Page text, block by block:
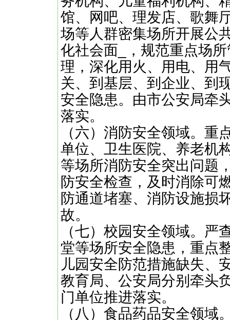
馆、网吧、理发店、歌舞
场等人群密集场所开展公
化社会面_，规范重点场
理，深化用火、用电、用
关、到基层、到企业、到
安全隐患。由市公安局牵
落实。
（六）消防安全领域。重
单位、卫生医院、养老机
等场所消防安全突出问题
防安全检查，及时消除可
防通道堵塞、消防设施损
故。
（七）校园安全领域。严
堂等场所安全隐患，重点
儿园安全防范措施缺失、
教育局、公安局分别牵头
门单位推进落实。
（八）食品药品安全领域